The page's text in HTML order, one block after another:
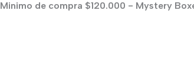
Ir
Minimo de compra $120.000 - Mystery